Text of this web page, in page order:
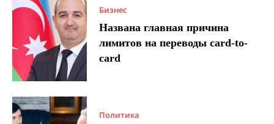
Бизнес
Названа главная причина
лимитов на переводы card-to-
card
Политика